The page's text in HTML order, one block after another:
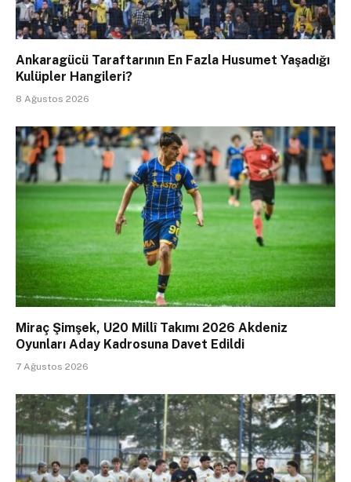
Ankaragücü Taraftarının En Fazla Husumet Yaşadığı
Kulüpler Hangileri?
8 Ağustos 2026
Miraç Şimşek, U20 Millî Takımı 2026 Akdeniz
Oyunları Aday Kadrosuna Davet Edildi
7 Ağustos 2026